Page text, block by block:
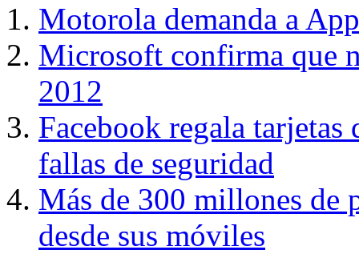
Motorola demanda a
Microsoft confirma que
2012
Facebook regala tarjetas
fallas de seguridad
Más de 300 millones de
desde sus móviles